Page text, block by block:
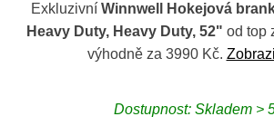
Exkluzivní Winnwell Hokejová
Heavy Duty, Heavy Duty, 52" od top
výhodně za 3990 Kč.
Dostupnost: Skladem >